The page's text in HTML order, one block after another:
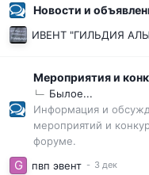
Новости и
ИВЕНТ "ГИЛЬДИЯ
Мероприятия и
Былое...
Информация и
мероприятий и
форуме.
пвп эвент